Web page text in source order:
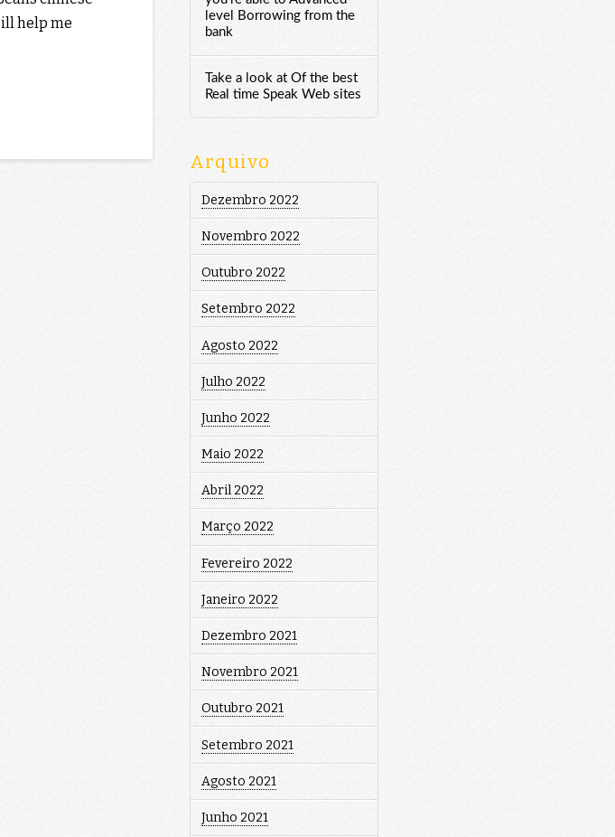
help me
level Borrowing from the
bank
Take a look at Of the best
Real time Speak Web sites
Arquivo
Dezembro 2022
Novembro 2022
Outubro 2022
Setembro 2022
Agosto 2022
Julho 2022
Junho 2022
Maio 2022
Abril 2022
Março 2022
Fevereiro 2022
Janeiro 2022
Dezembro 2021
Novembro 2021
Outubro 2021
Setembro 2021
Agosto 2021
Junho 2021